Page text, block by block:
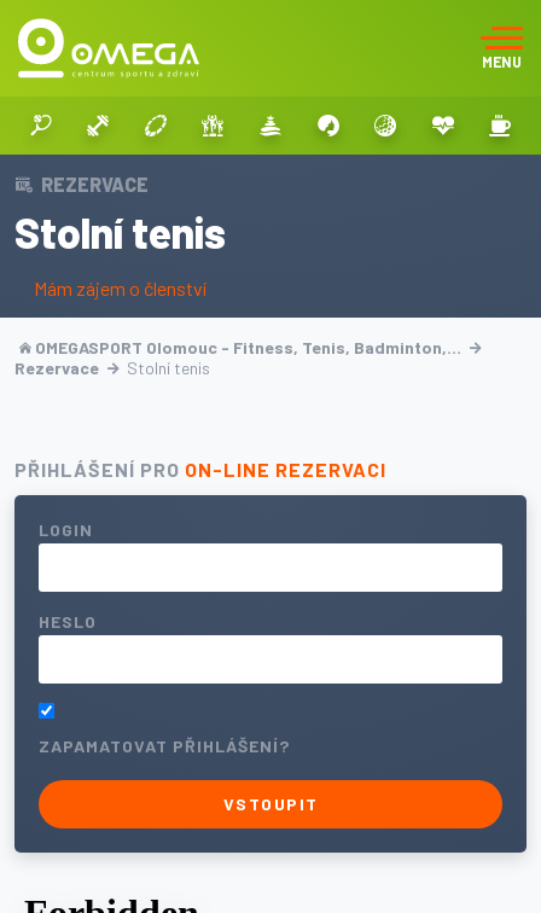
MENU
REZERVACE
Stolní tenis
Mám zájem o členství
OMEGASPORT Olomouc - Fitness, Tenis, Badminton,…
Rezervace
Stolní tenis
PŘIHLÁŠENÍ PRO ON-LINE REZERVACI
LOGIN
HESLO
ZAPAMATOVAT PŘIHLÁŠENÍ?
VSTOUPIT